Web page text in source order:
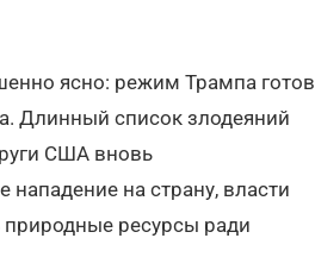
ясно: режим Трампа готов
Длинный список злодеяний
США вновь
на страну, власти
природные ресурсы ради